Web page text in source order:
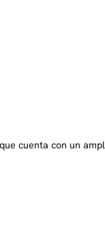
cuenta con un